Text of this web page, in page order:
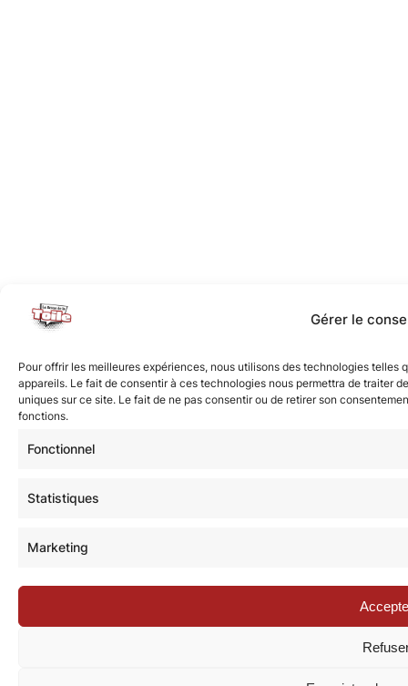
Gérer le
Pour offrir les meilleures expériences, nous utilisons des technologies
appareils. Le fait de consentir à ces technologies nous permettra de traiter
uniques sur ce site. Le fait de ne pas consentir ou de retirer son
fonctions.
Fonctionnel
Statistiques
Marketing